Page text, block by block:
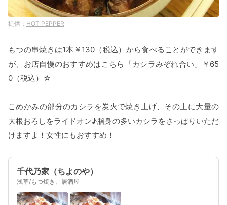
HOT PEPPER
もつの串焼きは1本￥130（税込）から食べることができます
が、お店自慢のおすすめはこちら「カシラみぞれ合い」￥65
0（税込）☆
こめかみの部分のカシラを炭火で焼き上げ、その上に大量の
大根おろしをライドオン♪脂身の多いカシラをさっぱりいただ
けますよ！女性にもおすすめ！
千代乃家（ちよのや）
浅草/もつ焼き、居酒屋